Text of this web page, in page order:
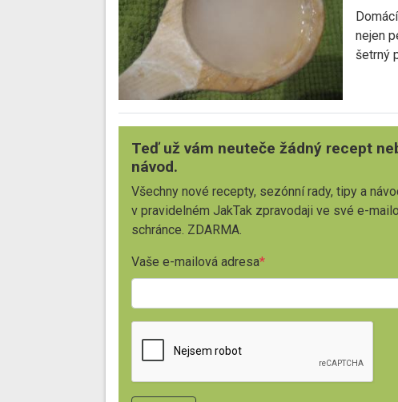
nejen
šetrný
Teď už vám neuteče žádný recept
návod.
Všechny nové recepty, sezónní rady, tipy a
v pravidelném JakTak zpravodaji ve své e-
schránce. ZDARMA.
Vaše e-mailová adresa